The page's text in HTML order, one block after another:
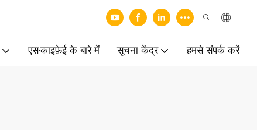
एस·काइफ़ेई के बारे में सूचना केंद्र हमसे संपर्क करें